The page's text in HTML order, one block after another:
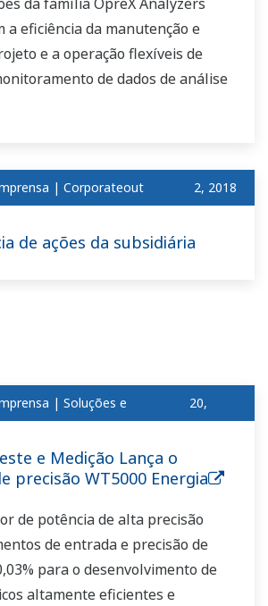
a eficiência da manutenção e
e a operação flexíveis de
de dados de análise
| Corporateout 2, 2018
de ações da subsidiária
| Soluções e 20,
e Medição Lança o
precisão WT5000 Energia
de potência de alta precisão
de entrada e precisão de
para o desenvolvimento de
altamente eficientes e